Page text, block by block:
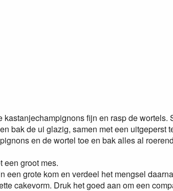
kastanjechampignons fijn en rasp de wortels.
bak de ui glazig, samen met een uitgeperst
en de wortel toe en bak alles al
een groot mes.
een grote kom en verdeel het mengsel daarna
cakevorm. Druk het goed aan om een